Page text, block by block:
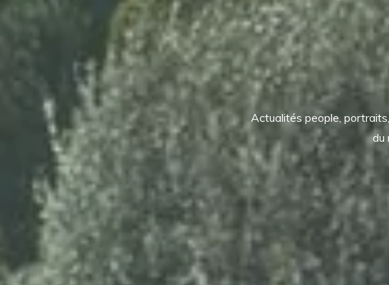
Actualités people,
du